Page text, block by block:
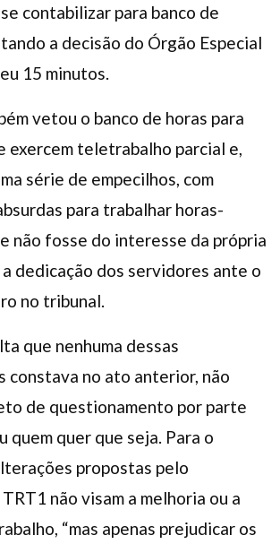
contabilizar para banco de
a decisão do Órgão Especial
15 minutos.
vetou o banco de horas para
exercem teletrabalho parcial e,
série de empecilhos, com
para trabalhar horas-
não fosse do interesse da própria
dedicação dos servidores ante o
no tribunal.
que nenhuma dessas
constava no ato anterior, não
de questionamento por parte
quem quer que seja. Para o
propostas pelo
não visam a melhoria ou a
“mas apenas prejudicar os